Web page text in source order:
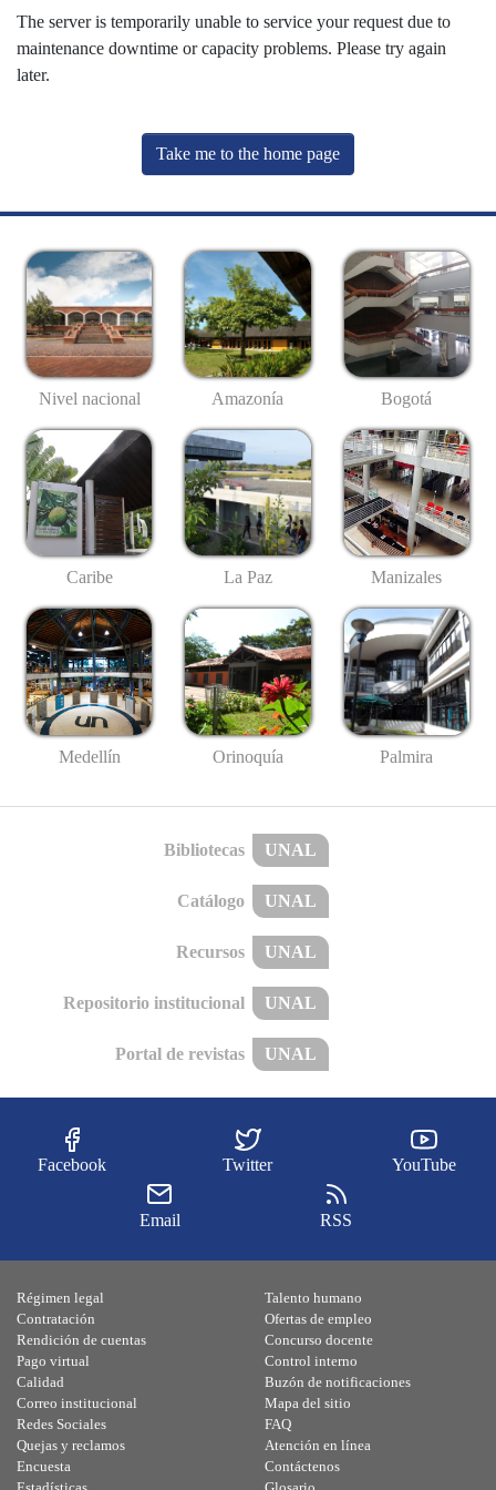
The server is temporarily unable to service your request due to
maintenance downtime or capacity problems. Please try again
later.
Take me to the home page
Nivel nacional Amazonía Bogotá
Caribe La Paz Manizales
Medellín Orinoquía Palmira
Bibliotecas UNAL
Catálogo UNAL
Recursos UNAL
Repositorio institucional UNAL
Portal de revistas UNAL
Facebook Twitter YouTube
Email RSS
Régimen legal
Contratación
Rendición de cuentas
Pago virtual
Calidad
Talento humano
Ofertas de empleo
Concurso docente
Control interno
Buzón de notificaciones
Correo institucional
Redes Sociales
Quejas y reclamos
Encuesta
Mapa del sitio
FAQ
Atención en línea
Contáctenos